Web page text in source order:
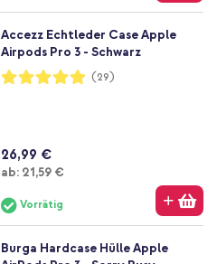
Accezz Echtleder Case Apple
Airpods Pro 3 - Schwarz
Bewertung:
98%
(29)
26,99 €
ab: Ab
21,59 €
Vorrätig
Burga Hardcase Hülle Apple